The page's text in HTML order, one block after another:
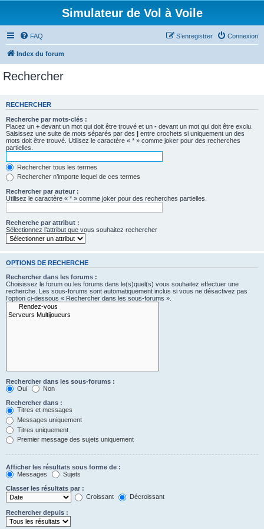
Simulateur de Vol à Voile
FAQ Connexion
S’enregistrer
Index du forum
Rechercher
RECHERCHER
Recherche par mots-clés :
Placez un + devant un mot qui doit être trouvé et un - devant un mot qui doit être exclu.
Saisissez une suite de mots séparés par des | entre crochets si uniquement un des
mots doit être trouvé. Utilisez le caractère « * » comme joker pour des recherches
partielles.
Rechercher tous les termes
Rechercher n’importe lequel de ces termes
Rechercher par auteur :
Utilisez le caractère « * » comme joker pour des recherches partielles.
Recherche par attribut :
Sélectionnez l’attribut que vous souhaitez rechercher
OPTIONS DE RECHERCHE
Rechercher dans les forums :
Choisissez le forum ou les forums dans le(s)quel(s) vous souhaitez effectuer une
recherche. Les sous-forums sont automatiquement inclus si vous ne désactivez pas
l’option ci-dessous « Rechercher dans les sous-forums ».
Rechercher dans les sous-forums :
Oui
Non
Rechercher dans :
Titres et messages
Messages uniquement
Titres uniquement
Premier message des sujets uniquement
Afficher les résultats sous forme de :
Messages
Sujets
Classer les résultats par :
Croissant
Décroissant
Rechercher depuis :